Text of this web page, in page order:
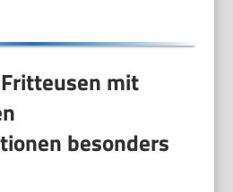
mit
besonders